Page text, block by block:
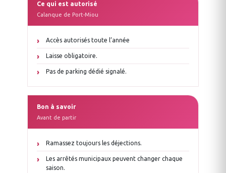
Ce qui est autorisé
Calanque de Port-Miou
Accès autorisés toute l’année
Laisse obligatoire.
Pas de parking dédié signalé.
Bon à savoir
Avant de partir
Ramassez toujours les déjections.
Les arrêtés municipaux peuvent changer chaque
saison.